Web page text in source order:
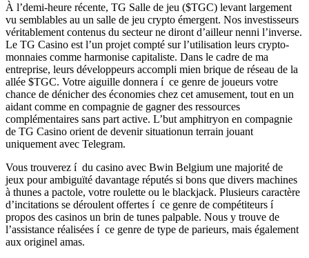
À l’demi-heure récente, TG Salle de jeu ($TGC) levant largement
vu semblables au un salle de jeu crypto émergent. Nos investisseurs
véritablement contenus du secteur ne diront d’ailleur nenni l’inverse.
Le TG Casino est l’un projet compté sur l’utilisation leurs crypto-
monnaies comme harmonise capitaliste. Dans le cadre de ma
entreprise, leurs développeurs accompli mien brique de réseau de la
allée $TGC. Votre aiguille donnera í ce genre de joueurs votre
chance de dénicher des économies chez cet amusement, tout en un
aidant comme en compagnie de gagner des ressources
complémentaires sans part active. L’but amphitryon en compagnie
de TG Casino orient de devenir situationun terrain jouant
uniquement avec Telegram.
Vous trouverez í du casino avec Bwin Belgium une majorité de
jeux pour ambiguïté davantage réputés si bons que divers machines
à thunes a pactole, votre roulette ou le blackjack. Plusieurs caractère
d’incitations se déroulent offertes í ce genre de compétiteurs í
propos des casinos un brin de tunes palpable. Nous y trouve de
l’assistance réalisées í ce genre de type de parieurs, mais également
aux originel amas.